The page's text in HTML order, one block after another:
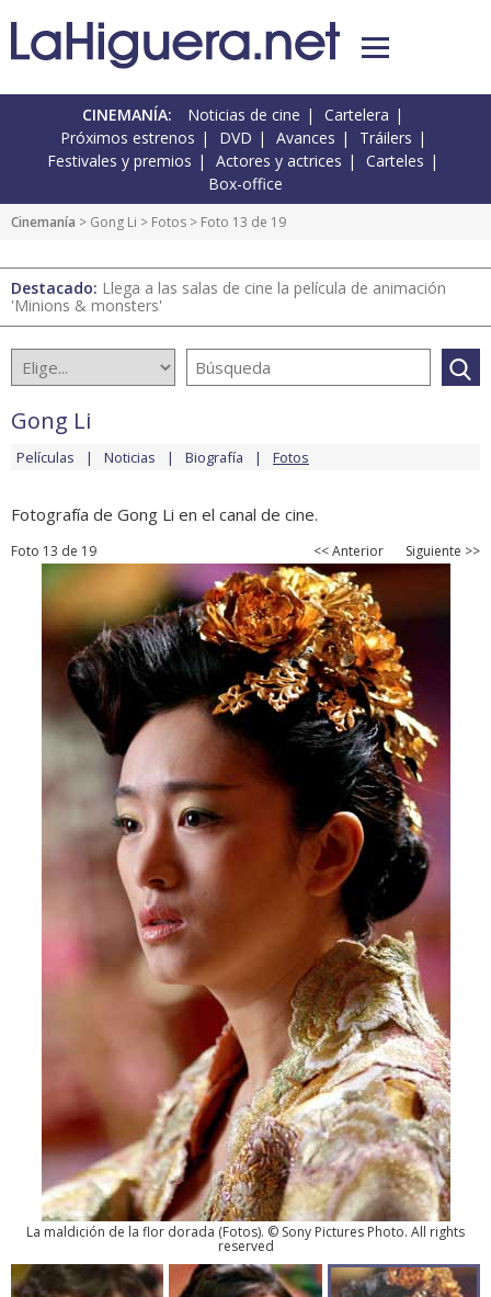
CINEMANÍA: Noticias de cine
Cartelera
Próximos estrenos
DVD Avances
Tráilers
Festivales y premios
Actores y actrices
Carteles
Box-office
Cinemanía > Gong Li > Fotos > Foto 13 de 19
Destacado: Llega a las salas de cine la película de animación
'Minions & monsters'
Gong Li
Películas Noticias Biografía Fotos
Fotografía de Gong Li en el canal de cine.
Foto 13 de 19 << Anterior Siguiente >>
La maldición de la flor dorada (Fotos). © Sony Pictures Photo. All rights
reserved